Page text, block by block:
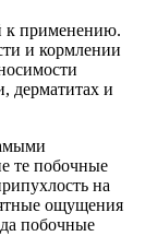
к применению.
и кормлении
дерматитах и
те побочные
на
ощущения
побочные